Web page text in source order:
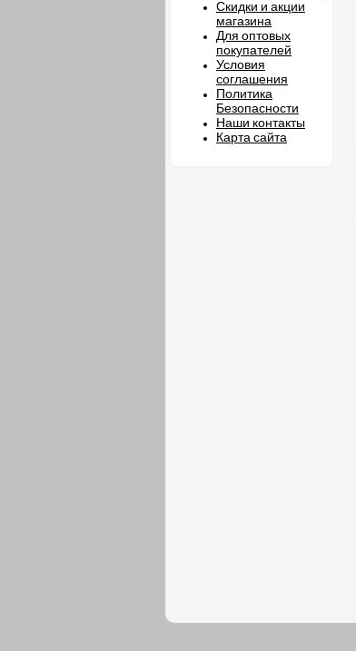
Скидки и акции
магазина
Для оптовых
покупателей
Условия
соглашения
Политика
Безопасности
Наши контакты
Карта сайта